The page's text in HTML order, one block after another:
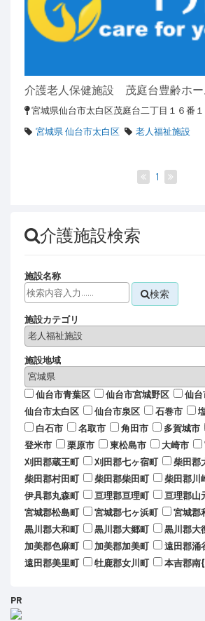
介護老人保健施設 茂庭台豊齢ホー
宮城県仙台市太白区茂庭台二丁目１６番
宮城県 仙台市太白区
老人福祉施設
1
介護施設検索
施設名称
検索
施設カテゴリ
施設地域
仙台市青葉区 仙台市宮城野区
仙台
仙台市太白区
仙台市泉区 石巻市
白石市
名取市 角田市 多賀城市
登米市
栗原市 東松島市 大崎市
刈田郡蔵王町
刈田郡七ヶ宿町
柴田郡
柴田郡村田町
柴田郡柴田町
柴田郡川
伊具郡丸森町
亘理郡亘理町
亘理郡山
宮城郡松島町
宮城郡七ヶ浜町
宮城郡
黒川郡大和町
黒川郡大郷町
黒川郡大
加美郡色麻町
加美郡加美町
遠田郡涌
遠田郡美里町
牡鹿郡女川町 本吉郡南
PR